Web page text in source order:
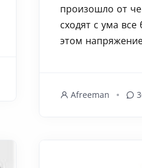
произошло от
сходят с ума
этом
Afreeman